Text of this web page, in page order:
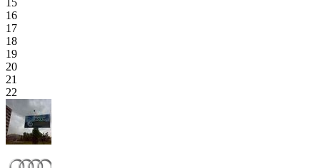
15
16
17
18
19
20
21
22